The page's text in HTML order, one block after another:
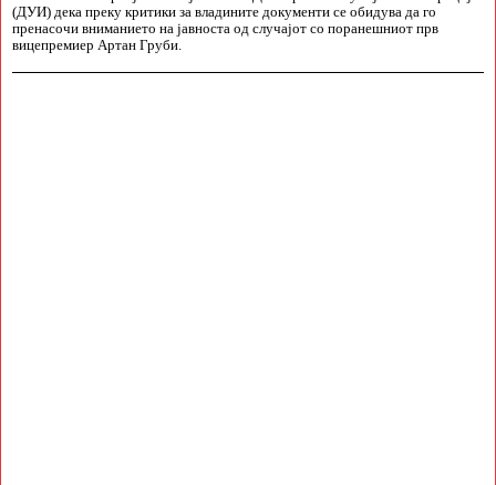
(ДУИ) дека преку критики за владините документи се обидува да го
пренасочи вниманието на јавноста од случајот со поранешниот прв
вицепремиер Артан Груби.